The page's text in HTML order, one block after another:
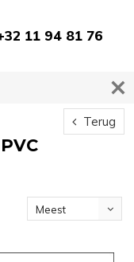
11 94 81 76
Terug
Meest